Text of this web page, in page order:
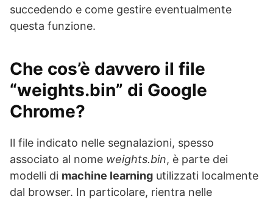
succedendo e come gestire eventualmente
questa funzione.
Che cos’è davvero il file
“weights.bin” di Google
Chrome?
Il file indicato nelle segnalazioni, spesso
associato al nome weights.bin, è parte dei
modelli di machine learning utilizzati localmente
dal browser. In particolare, rientra nelle